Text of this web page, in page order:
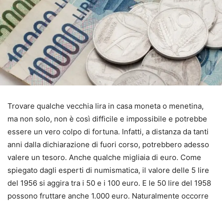
Trovare qualche vecchia lira in casa moneta o menetina,
ma non solo, non è così difficile e impossibile e potrebbe
essere un vero colpo di fortuna. Infatti, a distanza da tanti
anni dalla dichiarazione di fuori corso, potrebbero adesso
valere un tesoro. Anche qualche migliaia di euro. Come
spiegato dagli esperti di numismatica, il valore delle 5 lire
del 1956 si aggira tra i 50 e i 100 euro. E le 50 lire del 1958
possono fruttare anche 1.000 euro. Naturalmente occorre